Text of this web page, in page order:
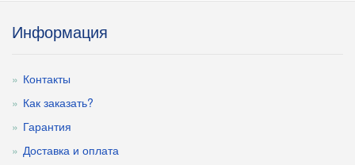
Информация
Контакты
Как заказать?
Гарантия
Доставка и оплата